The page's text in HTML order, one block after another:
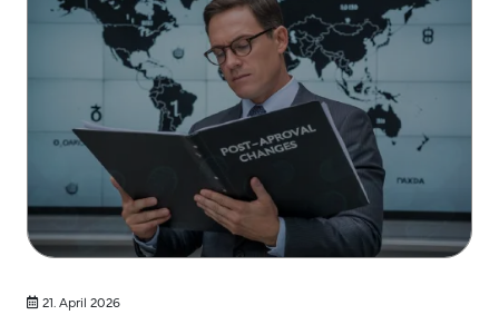
21. April 2026